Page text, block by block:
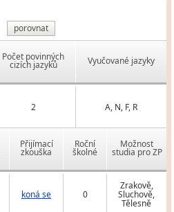
porovnat
Počet povinných
cizích jazyků Vyučované jazyky
2 A, N, F, R
Přijímací
zkouška
Roční
školné
Možnost
studia pro ZP
koná se 0
Zrakově,
Sluchově,
Tělesně